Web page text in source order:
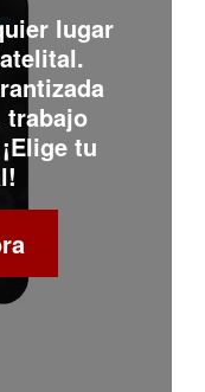
lugar
.
trabajo
tu